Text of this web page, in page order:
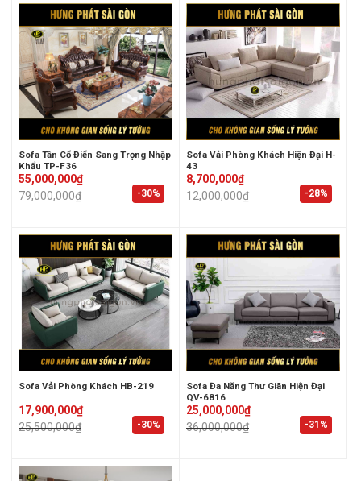
-30%
Sofa Tân Cổ Điển Sang Trọng Nhập
Khẩu TP-F36
79,000,000₫
Original
price
was:
55,000,000₫
Current
price
is:
-28%
Sofa Vải Phòng Khách Hiện Đại H-
43
12,000,000₫
Original
price
was:
8,700,000₫
Current
price
is:
-30%
Sofa Vải Phòng Khách HB-219
25,500,000₫
Original
price
was:
17,900,000₫
Current
price
is:
-31%
Sofa Đa Năng Thư Giãn Hiện Đại
QV-6816
36,000,000₫
Original
price
was:
25,000,000₫
Current
price
is: